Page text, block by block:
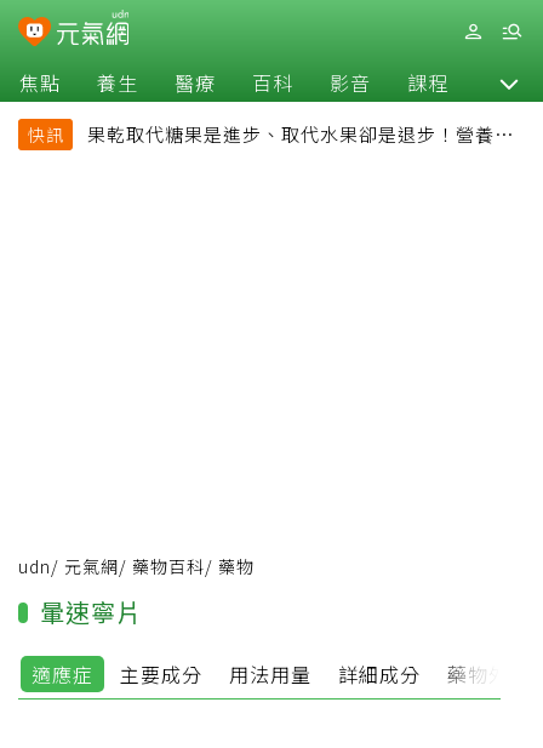
焦點 養生 醫療 百科 影音 課程 退休
快訊
果乾取代糖果是進步、取代水果卻是退步！營養師
udn/ 元氣網/ 藥物百科/ 藥物
暈速寧片
適應症 主要成分 用法用量 詳細成分 藥物外觀